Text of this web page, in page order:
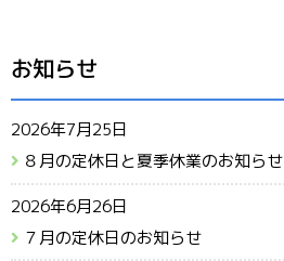
お知らせ
2026年7月25日
８月の定休日と夏季休業のお知らせ
2026年6月26日
７月の定休日のお知らせ